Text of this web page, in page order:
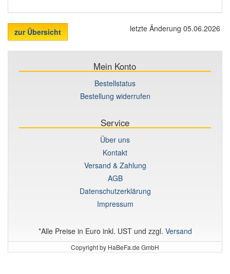
zur Übersicht letzte Änderung 05.06.2026
Mein Konto
Bestellstatus
Bestellung widerrufen
Service
Über uns
Kontakt
Versand & Zahlung
AGB
Datenschutzerklärung
Impressum
*Alle Preise in Euro inkl. UST und zzgl. Versand
Copyright by HaBeFa.de GmbH